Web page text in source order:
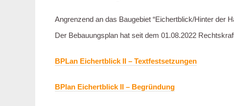
Angrenzend an das Baugebiet “Eichertblick/Hinter der
Der Bebauungsplan hat seit dem 01.08.2022
BPLan Eichertblick II – Textfestsetzungen
BPlan Eichertblick II – Begründung